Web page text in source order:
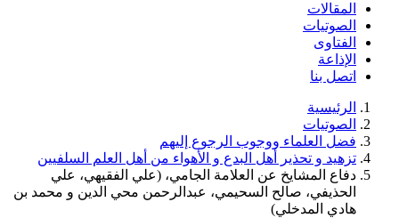
المقالات
الصوتيات
الفتاوى
الإذاعة
اتصل بنا
الرئيسية
الصوتيات
فضل العلماء ووجوب الرجوع إليهم
تزهيد و تحذير أهل البدع و الأهواء من أهل العلم السلفيين
دفاع المشايخ عن العلامة الجامي، (علي الفقيهي، علي
الحذيفي، صالح السحيمي، عبدالرحمن محي الدين و محمد بن
هادي المدخلي)